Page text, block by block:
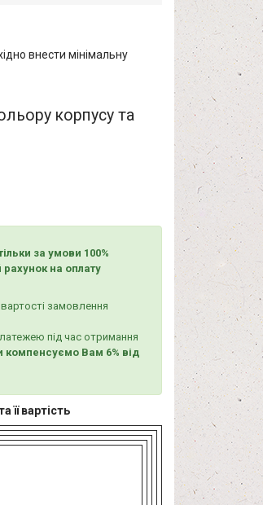
внести мінімальну
корпусу та
за умови 100%
на оплату
замовлення
під час отримання
компенсуємо Вам 6% від
її вартість